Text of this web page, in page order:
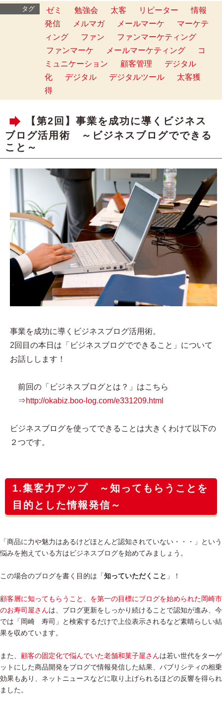
タグ ゼミ 勉強会 太客 リピーター
情報
発信
メルマガ メールマーケ
マーケテ
ィング
ファン
ファンマーケティング
ファンマーケ
メールマーケティング
コ
ミュニケーション
顧客管理
デジタル
化
デジタル デジタルツール
太客獲
得
【第2回】事業を成功に導くビジネス
ブログ活用術 ～ビジネスブログでできる
こと～
事業を成功に導くビジネスブログ活用術。
2回目の本日は「ビジネスブログでできること」について
お話しします！
前回の「ビジネスブログとは？」はこちら
⇒http://okabiz.boo-log.com/e331209.html
ビジネスブログを使ってできることは大きくわけて以下の
２つです。
1.集客力アップ ～知ってもらうことを
目的とした情報発信～
「商品に力や魅力はあるけどほとんど認知されていない・・・」という
悩みを抱えている方はビジネスブログを始めてみましょう。
この場合のブログを書く目的は「知っていただくこと 」！
顧客層に知ってもらうこと、を第一の目標にブログを始められた岡崎市
のお寿司屋さんは、ブログ更新をしっかり続けることで認知が進み、今
では「岡崎 寿司」と検索するだけで上位表示されるなど素晴らしい結
果を収めています。
また、 顧客の固定化で悩んでいた老舗和菓子屋さんは若い世代をターゲ
ットにした商品開発をブログで情報発信した結果、パブリシティの相乗
効果もあり、ネットニュースなどに取り上げられるほどの反響を得られ
ました。